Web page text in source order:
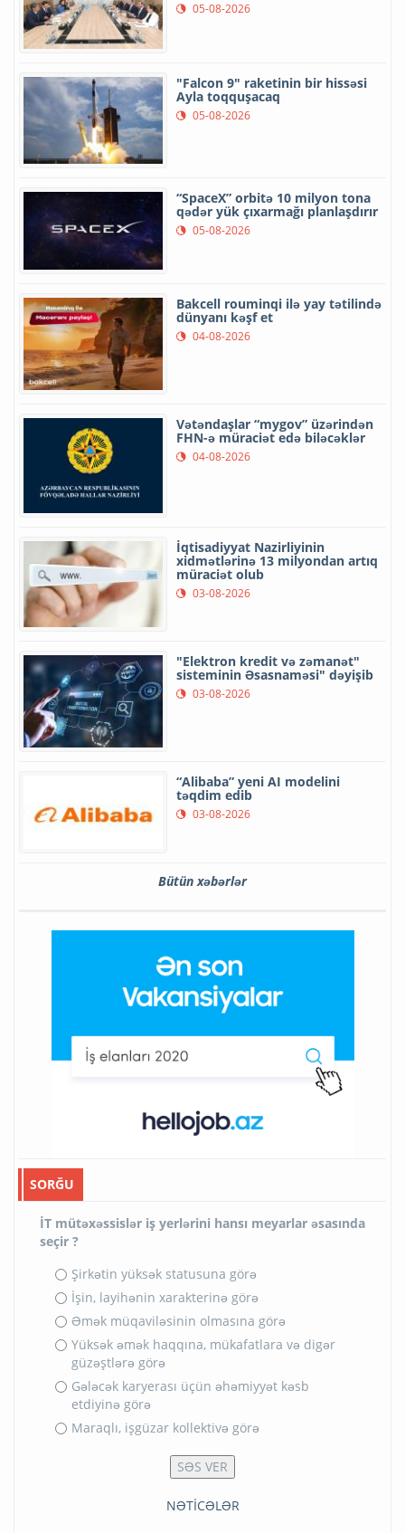
05-08-2026
"Falcon 9" raketinin bir hissəsi
Ayla toqquşacaq
05-08-2026
“SpaceX” orbitə 10 milyon tona
qədər yük çıxarmağı planlaşdırır
05-08-2026
Bakcell rouminqi ilə yay tətilində
dünyanı kəşf et
04-08-2026
Vətəndaşlar “mygov” üzərindən
FHN-ə müraciət edə biləcəklər
04-08-2026
İqtisadiyyat Nazirliyinin
xidmətlərinə 13 milyondan artıq
müraciət olub
03-08-2026
"Elektron kredit və zəmanət"
sisteminin Əsasnaməsi" dəyişib
03-08-2026
“Alibaba” yeni AI modelini
təqdim edib
03-08-2026
Bütün xəbərlər
SORĞU
İT mütəxəssislər iş yerlərini hansı meyarlar əsasında
seçir ?
Şirkətin yüksək statusuna görə
İşin, layihənin xarakterinə görə
Əmək müqaviləsinin olmasına görə
Yüksək əmək haqqına, mükafatlara və digər
güzəştlərə görə
Gələcək karyerası üçün əhəmiyyət kəsb
etdiyinə görə
Maraqlı, işgüzar kollektivə görə
NƏTİCƏLƏR